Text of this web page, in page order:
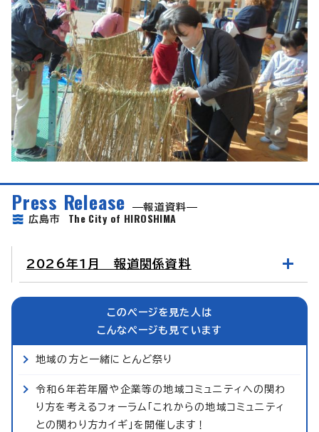
Press Release
報道資料
広島市 The City of HIROSHIMA
2026年1月 報道関係資料
このページを見た人は
こんなページも見ています
地域の方と一緒にとんど祭り
令和6年若年層や企業等の地域コミュニティへの関わ
り方を考えるフォーラム「これからの地域コミュニティ
との関わり方カイギ」を開催します！